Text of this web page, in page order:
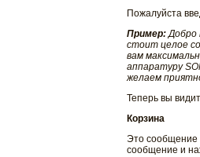
Пожалуйста
Пример:Добро
стоит целое
вам
аппаратуру
желаем
Теперь вы
Корзина
Это сообщение
сообщение и